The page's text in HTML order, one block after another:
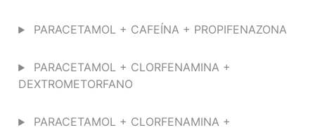
PARACETAMOL + CAFEÍNA + PROPIFENAZONA
PARACETAMOL + CLORFENAMINA +
DEXTROMETORFANO
PARACETAMOL + CLORFENAMINA +